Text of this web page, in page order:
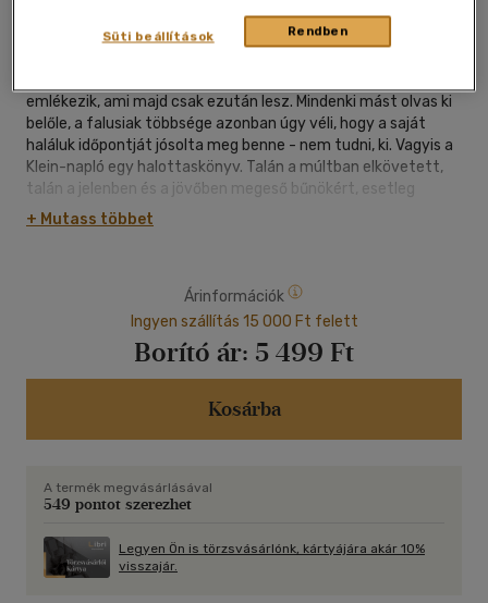
|365 oldal
emlékezik, ami majd csak ezután lesz. Mindenki mást olvas ki
belőle, a falusiak többsége azonban úgy véli, hogy a saját
haláluk időpontját jósolta meg benne - nem tudni, ki. Vagyis a
Klein-napló egy halottaskönyv. Talán a múltban elkövetett,
talán a jelenben és a jövőben megeső bűnökért, esetleg
mindkettőért: ez a büntetés.
Sáraságban életre kelnek az árnyékok, "felkötik magukat" a
útmutatást. Fiatal lányok őszülnek meg csoportosan, egyik
napról a másikra, és az emberek torka folyton száraz,
szomjuk csillapíthatatlan.
Gallér Gergely gimnazista, a fantasztikus Klein Ede Egylet
vezetője, megszállottan kutatja a közös múlt csodáit, a falu
védőszentjeinek örökségét, egészen addig, míg végül teljesen
A Mellettem elférsz és a Jelmezbál szerzőjének első, először
2005-ben megjelent regénye krimiszerűen örvénylik, a
közelmúlt titkai megülik benne a jelent, átírják emlékeinket,
eltávolítanak és közel hoznak, elfednek és megmutatnak. Az
Isten hozott egy önmagát és közösségét elveszítő, aztán
+ Mutass többet
Árinformációk
Ingyen szállítás 15 000 Ft felett
Borító ár: 5 499 Ft
Kosárba
A termék megvásárlásával
549 pontot szerezhet
Legyen Ön is törzsvásárlónk, kártyájára akár 10%
visszajár.
Rendben
Süti beállítások